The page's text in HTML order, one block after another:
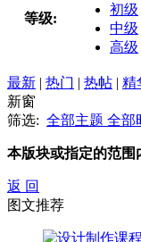
等级:
初级
中级
高级
最新 | 热门 | 热帖 | 精
新窗
筛选: 全部主题 全部
本版块或指定的范围
返 回
图文推荐